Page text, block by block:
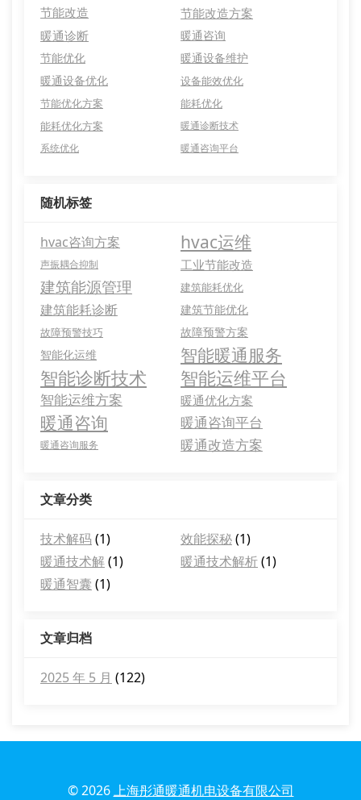
节能改造
节能改造方案
暖通诊断
暖通咨询
节能优化
暖通设备维护
暖通设备优化
设备能效优化
节能优化方案
能耗优化
能耗优化方案
暖通诊断技术
系统优化
暖通咨询平台
随机标签
hvac咨询方案 hvac运维
声振耦合抑制 工业节能改造
建筑能源管理 建筑能耗优化
建筑能耗诊断 建筑节能优化
故障预警技巧
故障预警方案
智能化运维
智能暖通服务
智能诊断技术 智能运维平台
智能运维方案 暖通优化方案
暖通咨询 暖通咨询平台
暖通咨询服务 暖通改造方案
文章分类
技术解码 (1) 效能探秘(1)
暖通技术解(1) 暖通技术解析(1)
暖通智囊 (1)
文章归档
2025 年 5 月 (122)
© 2026上海彤通暖通机电设备有限公司